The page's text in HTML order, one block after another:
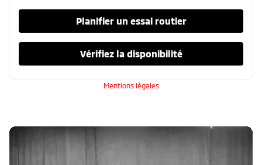
Planifier un essai routier
Vérifiez la disponibilité
Mentions légales